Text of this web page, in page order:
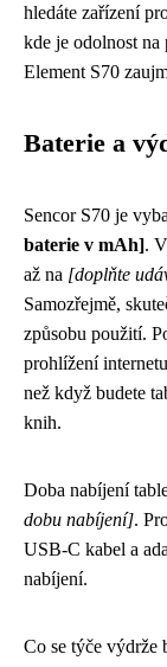
hledáte zařízení
kde je odolnost
Element S70
Baterie a
Sencor S70 je
baterie v mAh].
až na [doplňte
Samozřejmě,
způsobu použití.
prohlížení
než když budete
knih.
Doba nabíjení
dobu nabíjení].
USB-C kabel a
nabíjení.
Co se týče výdrže